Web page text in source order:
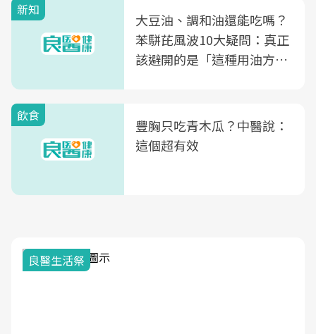
新知
大豆油、調和油還能吃嗎？
苯駢芘風波10大疑問：真正
該避開的是「這種用油方
飲食
豐胸只吃青木瓜？中醫說：
這個超有效
良醫生活祭